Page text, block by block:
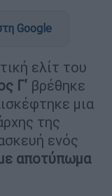
Google
ελίτ του
Γ' βρέθηκε
μια
της
ενός
αποτύπωμα